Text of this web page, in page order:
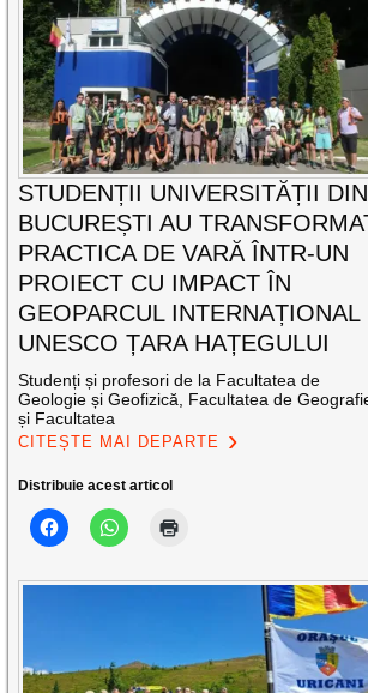
STUDENȚII UNIVERSITĂȚII DIN
BUCUREȘTI AU
PRACTICA DE VARĂ ÎNTR-UN
PROIECT CU IMPACT ÎN
GEOPARCUL INTERNAȚIONAL
UNESCO ȚARA HAȚEGULUI
Studenți și profesori de la Facultatea de
Geologie și Geofizică, Facultatea de
și Facultatea
CITEȘTE MAI DEPARTE
Distribuie acest articol